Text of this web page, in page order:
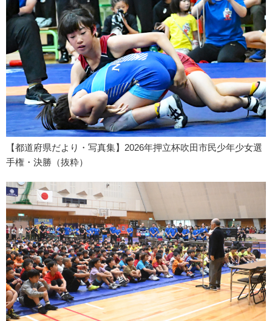
【都道府県だより・写真集】2026年押立杯吹田市民少年少女選
手権・決勝（抜粋）